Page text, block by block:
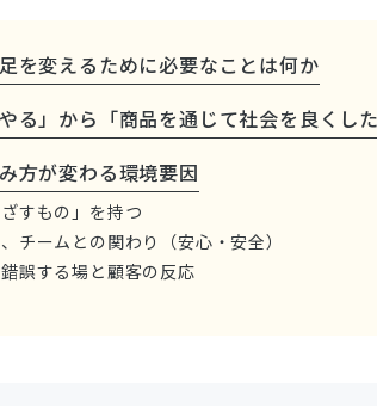
を変えるために必要なことは何か
やる」から「商品を通じて社会を良くし
方が変わる環境要因
ざすもの」を持つ
、チームとの関わり（安心・安全）
錯誤する場と顧客の反応